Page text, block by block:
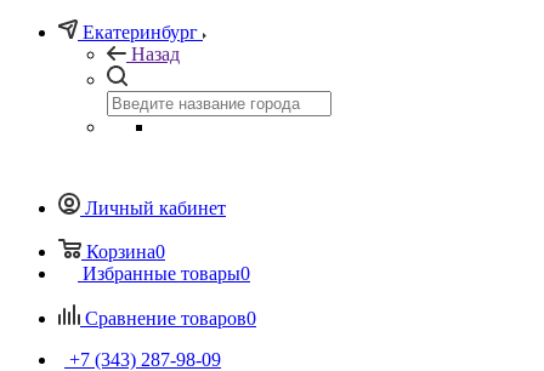
Екатеринбург
Назад
Личный кабинет
Корзина0
Избранные товары0
Сравнение товаров0
+7 (343) 287-98-09